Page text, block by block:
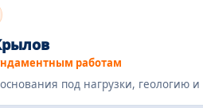
работам
под нагрузки, геологию